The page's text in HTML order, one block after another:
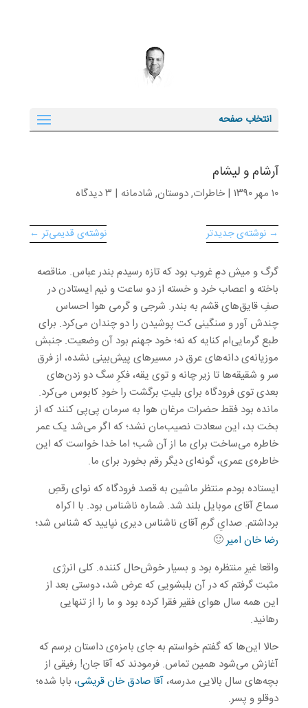
انتخاب صفحه
آرشام و لیشام
۱۰ مهر ۱۳۹۰ | خاطرات,دوستان, شادمانه | ۳ دیدگاه
نوشته‌ی قدیمی‌تر ← → نوشته‌ی جدیدتر
گرگ و میش دمِ غروب بود که تازه رسیدم بندر عباس. مناقصه
باخته و اعصاب خرد و خسته از دو ساعت و نیم ایستادن در
صفِ قایق‌های قشم به بندر. شرجی و گرمی هوا احساس
چندش آور و سنگینی کت پوشیدن را دو چندان می‌کرد. برای
طبع گرمایی‌ام کنایه که نه؛ خود جهنم بود آن وضعیت. جنبش
موزیانه‌ی دانه‌های عرق در مسیرهای پیش‌بینی نشده، از فرق
سر و شقیقه‌ها تا زیر چانه و توی یقه، فکرِ سگ دو زدن‌های
بعدی توی فرودگاه برای بلیتِ برگشت را خودِ کابوس می‌کرد.
مانده بود فقط حضرات مرغان هوا به سرمان پی‌پی کنند که از
بخت بد، این سعادت نصیب‌مان نشد؛ که اگر می‌شد یک عمر
خاطره می‌ساخت برای ما از آن شب؛ اما خدا خواست که این
خاطره‌ی عمری، گونه‌ای دیگر رقم بخورد برای ما.
ایستاده بودم منتظر ماشین به قصد فرودگاه که نوای رقصِ
سماع آقای موبایل بلند شد. شماره ناشناس بود. با اکراه
برداشتم. صدایِ گرمِ آقای ناشناس دیری نپایید که شناس شد؛
رضا خان امیر🙂
واقعا غیرِ منتظره بود و بسیار خوش‌حال کننده. کلی انرژی
مثبت گرفتم که در آن بلبشویی که عرض شد، دوستی بعد از
این همه سال هوای فقیر فقرا کرده بود و ما را از تنهایی
رهانید.
حالا این‌ها که گفتم خواستم به جای بامزه‌ی داستان برسم که
آغازش می‌شود همین تماس. فرمودند که آقا جان! رفیقی از
بچه‌های سال بالایی مدرسه،آقا صادق خان قریشی، بابا شده؛
دوقلو و پسر.